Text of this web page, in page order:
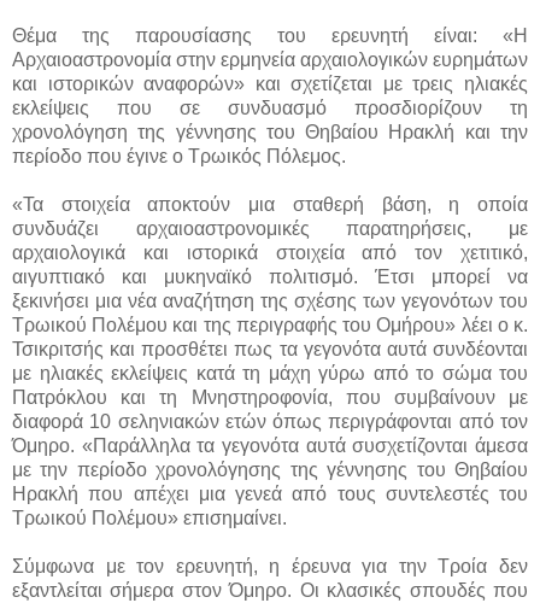
Θέμα της παρουσίασης του ερευνητή είναι: «Η
Αρχαιοαστρονομία στην ερμηνεία αρχαιολογικών ευρημάτων
και ιστορικών αναφορών» και σχετίζεται με τρεις ηλιακές
εκλείψεις που σε συνδυασμό προσδιορίζουν τη
χρονολόγηση της γέννησης του Θηβαίου Ηρακλή και την
περίοδο που έγινε ο Τρωικός Πόλεμος.
«Τα στοιχεία αποκτούν μια σταθερή βάση, η οποία
συνδυάζει αρχαιοαστρονομικές παρατηρήσεις, με
αρχαιολογικά και ιστορικά στοιχεία από τον χετιτικό,
αιγυπτιακό και μυκηναϊκό πολιτισμό. Έτσι μπορεί να
ξεκινήσει μια νέα αναζήτηση της σχέσης των γεγονότων του
Τρωικού Πολέμου και της περιγραφής του Ομήρου» λέει ο κ.
Τσικριτσής και προσθέτει πως τα γεγονότα αυτά συνδέονται
με ηλιακές εκλείψεις κατά τη μάχη γύρω από το σώμα του
Πατρόκλου και τη Μνηστηροφονία, που συμβαίνουν με
διαφορά 10 σεληνιακών ετών όπως περιγράφονται από τον
Όμηρο. «Παράλληλα τα γεγονότα αυτά συσχετίζονται άμεσα
με την περίοδο χρονολόγησης της γέννησης του Θηβαίου
Ηρακλή που απέχει μια γενεά από τους συντελεστές του
Τρωικού Πολέμου» επισημαίνει.
Σύμφωνα με τον ερευνητή, η έρευνα για την Τροία δεν
εξαντλείται σήμερα στον Όμηρο. Οι κλασικές σπουδές που